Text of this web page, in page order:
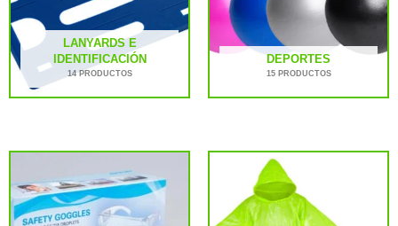
LANYARDS E
IDENTIFICACIÓN
14 PRODUCTOS
DEPORTES
15 PRODUCTOS